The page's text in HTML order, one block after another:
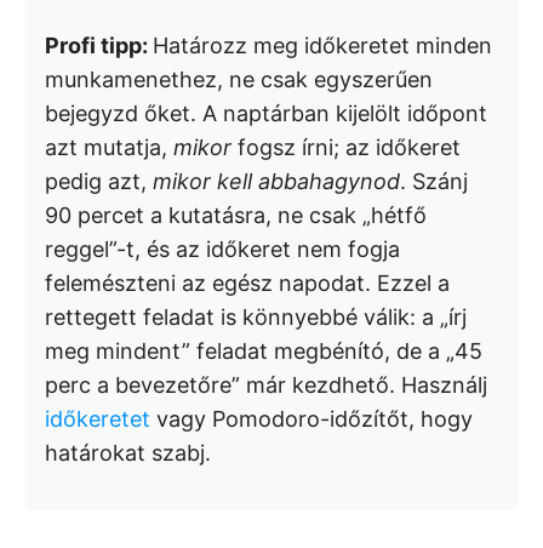
Profi tipp: Határozz meg időkeretet minden
munkamenethez, ne csak egyszerűen
bejegyzd őket. A naptárban kijelölt időpont
azt mutatja, mikor fogsz írni; az időkeret
pedig azt, mikor kell abbahagynod. Szánj
90 percet a kutatásra, ne csak „hétfő
reggel”-t, és az időkeret nem fogja
felemészteni az egész napodat. Ezzel a
rettegett feladat is könnyebbé válik: a „írj
meg mindent” feladat megbénító, de a „45
perc a bevezetőre” már kezdhető. Használj
időkeretet vagy Pomodoro-időzítőt, hogy
határokat szabj.